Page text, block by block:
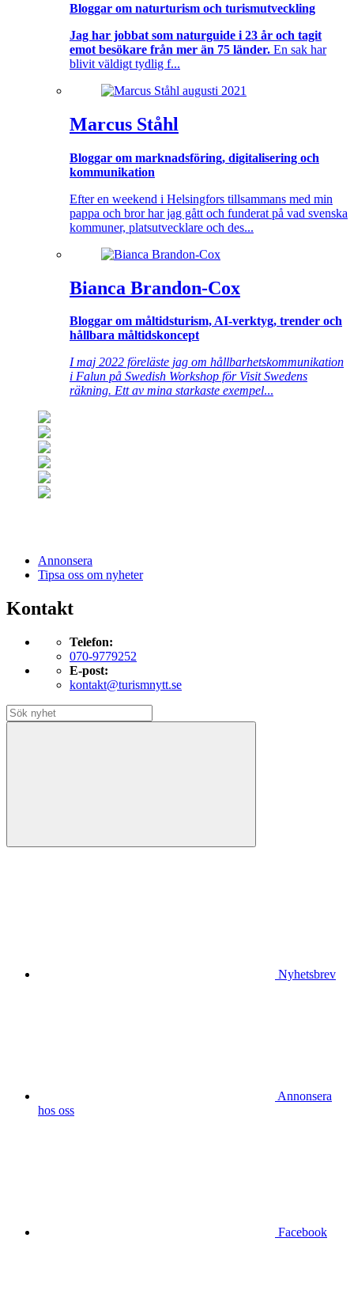
Bloggar om naturturism och turismutveckling
Jag har jobbat som naturguide i 23 år och tagit
emot besökare från mer än 75 länder. En sak har
blivit väldigt tydlig f...
Marcus Ståhl
Bloggar om marknadsföring, digitalisering och
kommunikation
Efter en weekend i Helsingfors tillsammans med min
pappa och bror har jag gått och funderat på vad svenska
kommuner, platsutvecklare och des...
Bianca Brandon-Cox
Bloggar om måltidsturism, AI-verktyg, trender och
hållbara måltidskoncept
I maj 2022 föreläste jag om hållbarhetskommunikation
i Falun på Swedish Workshop för Visit Swedens
räkning. Ett av mina starkaste exempel...
Annonsera
Tipsa oss om nyheter
Kontakt
Telefon:
070-9779252
E-post:
kontakt@turismnytt.se
Nyhetsbrev
Annonsera
hos oss
Facebook